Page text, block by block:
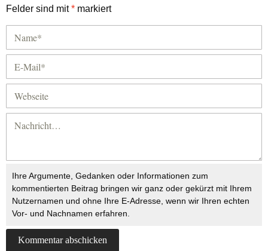
Felder sind mit* markiert
Ihre Argumente, Gedanken oder Informationen zum
kommentierten Beitrag bringen wir ganz oder gekürzt mit Ihrem
Nutzernamen und ohne Ihre E-Adresse, wenn wir Ihren echten
Vor- und Nachnamen erfahren.